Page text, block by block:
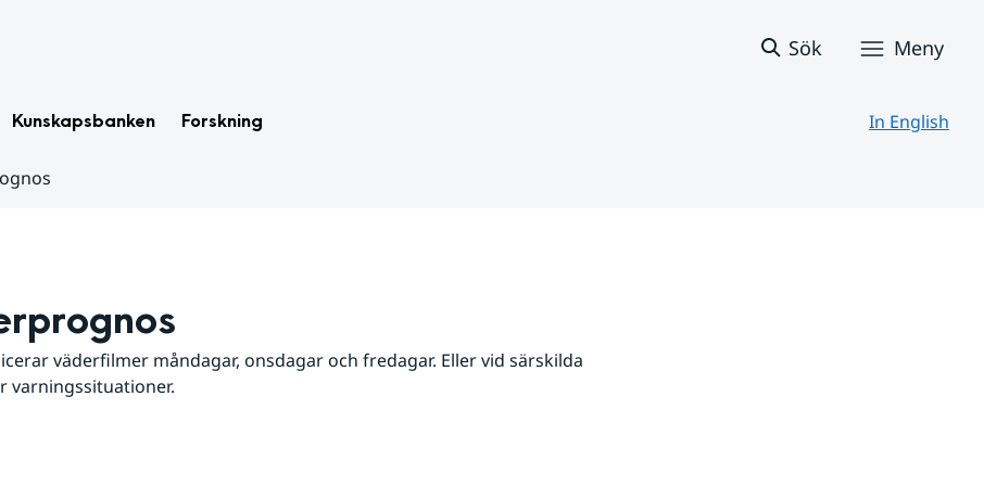
Sök Meny
Kunskapsbanken Forskning In English
väderfilmer måndagar, onsdagar och fredagar. Eller vid särskilda
varningssituationer.